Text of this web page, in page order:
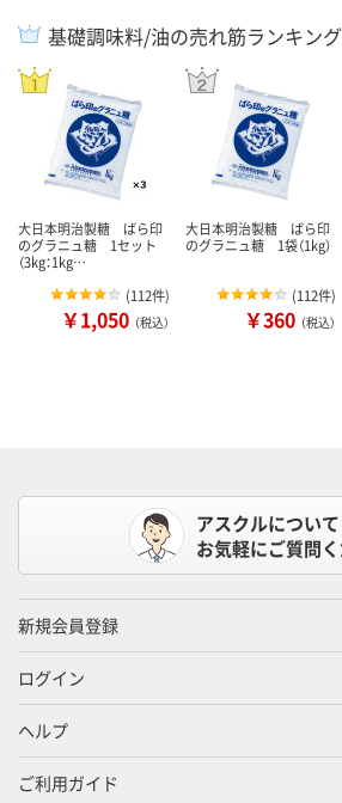
基礎調味料/油の売れ筋ランキング
大日本明治製糖 ばら印
のグラニュ糖 1セット
（3kg：1kg…
(112件)
￥1,050 （税込）
大日本明治製糖 ばら印
のグラニュ糖 1袋（1kg）
(112件)
￥360 （税込）
アスクルについて
お気軽にご質問く
新規会員登録
ログイン
ヘルプ
ご利用ガイド